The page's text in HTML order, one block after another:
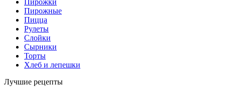
Пирожки
Пирожные
Пицца
Рулеты
Слойки
Сырники
Торты
Хлеб и лепешки
Лучшие рецепты